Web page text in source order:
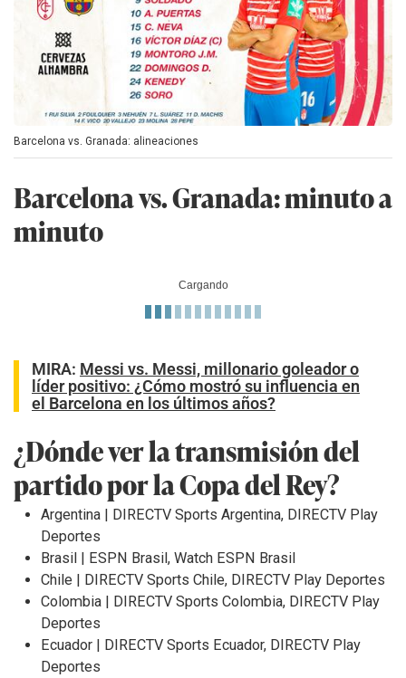
Barcelona vs. Granada: alineaciones
Barcelona vs. Granada: minuto a
minuto
Cargando
MIRA: Messi vs. Messi, millonario goleador o
líder positivo: ¿Cómo mostró su influencia en
el Barcelona en los últimos años?
¿Dónde ver la transmisión del
partido por la Copa del Rey?
Argentina | DIRECTV Sports Argentina, DIRECTV Play
Deportes
Brasil | ESPN Brasil, Watch ESPN Brasil
Chile | DIRECTV Sports Chile, DIRECTV Play Deportes
Colombia | DIRECTV Sports Colombia, DIRECTV Play
Deportes
Ecuador | DIRECTV Sports Ecuador, DIRECTV Play
Deportes